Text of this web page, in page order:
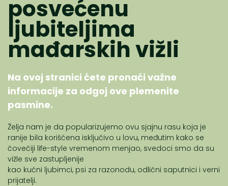
posvećenu
ljubiteljima
mađarskih vižli
Na ovoj stranici ćete pronaći važne
informacije za odgoj ove plemenite
pasmine.
Želja nam je da popularizujemo ovu sjajnu rasu koja je
ranije bila korišćena isključivo u lovu, međutim kako se
čovečiji life-style vremenom menjao, svedoci smo da su
vižle sve zastupljenije
kao kućni ljubimci, psi za razonodu, odlični saputnici i verni
prijatelji.